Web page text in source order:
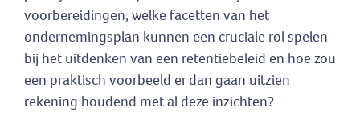
voorbereidingen, welke facetten van het
ondernemingsplan kunnen een cruciale rol spelen
bij het uitdenken van een retentiebeleid en hoe zou
een praktisch voorbeeld er dan gaan uitzien
rekening houdend met al deze inzichten?